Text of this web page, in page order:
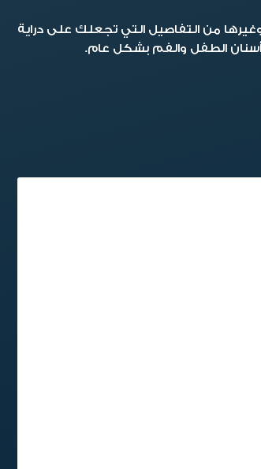
من التفاصيل التي تجعلك على دراية
الطفل والفم بشكل عام.